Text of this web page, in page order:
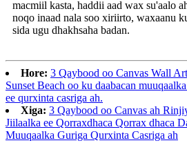
macmiil kasta, haddii aad wax su'aalo
noqo inaad nala soo xiriirto, waxaanu
sida ugu dhakhsaha badan.
Hore: 3 Qaybood oo Canvas Wall
Sunset Beach oo ku daabacan
ee qurxinta casriga ah.
Xiga: 3 Qaybood oo Canvas ah
Jiilaalka ee Qorraxdhaca Qorrax dhaca
Muuqaalka Guriga Qurxinta Casriga ah